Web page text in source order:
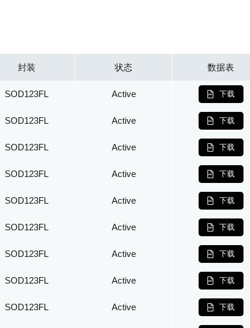
封装 状态 数据表
SOD123FL Active 下载
SOD123FL Active 下载
SOD123FL Active 下载
SOD123FL Active 下载
SOD123FL Active 下载
SOD123FL Active 下载
SOD123FL Active 下载
SOD123FL Active 下载
SOD123FL Active 下载